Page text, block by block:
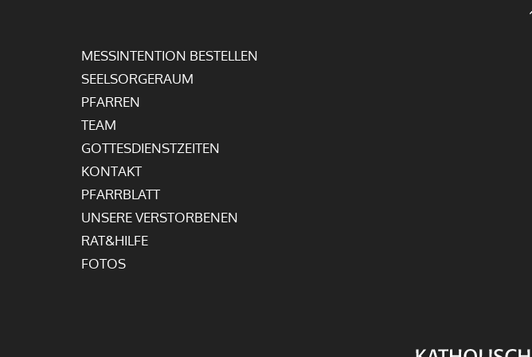
MESSINTENTION BESTELLEN
SEELSORGERAUM
PFARREN
TEAM
GOTTESDIENSTZEITEN
KONTAKT
PFARRBLATT
UNSERE VERSTORBENEN
RAT&HILFE
FOTOS